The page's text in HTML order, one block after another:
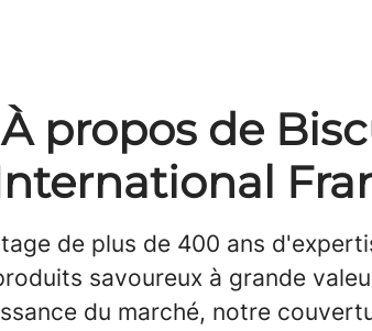
À propos de
de plus de 400 ans
savoureux à grande
du marché, notre